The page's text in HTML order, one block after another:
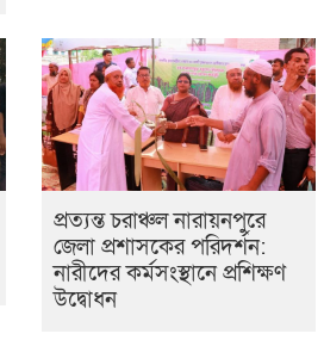
প্রত্যন্ত চরাঞ্চল নারায়নপুরে
জেলা প্রশাসকের পরিদর্শন:
নারীদের কর্মসংস্থানে প্রশিক্ষণ
উদ্বোধন